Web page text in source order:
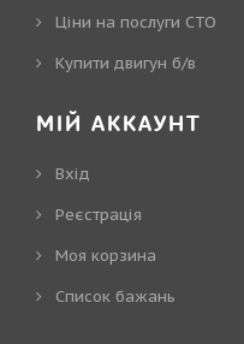
Ціни на послуги СТО
Купити двигун б/в
МІЙ АККАУНТ
Вхід
Реєстрація
Моя корзина
Cписок бажань